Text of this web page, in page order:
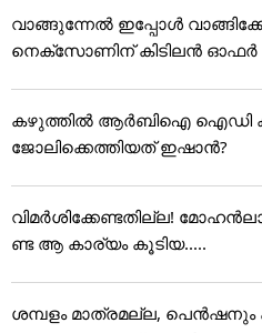
വാങ്ങുന്നേൽ ഇപ്പോൾ
നെക്സോണിന് കിടിലൻ ഓഫർ
കഴുത്തില്‍ ആര്‍ബിഐ ഐഡി
ജോലിക്കെത്തിയത് ഇഷാന്‍?
വിമർശിക്കേണ്ടതില്ല!
ണ്ട ആ കാര്യം കൂടിയ.....
ശമ്പളം മാത്രമല്ല, പെൻഷനും